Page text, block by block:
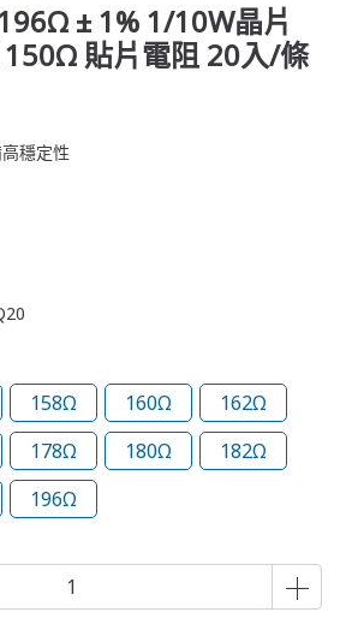
± 1% 1/10W晶片
貼片電阻 20入/條
穩定性
158Ω 160Ω
162Ω
178Ω 180Ω
182Ω
196Ω